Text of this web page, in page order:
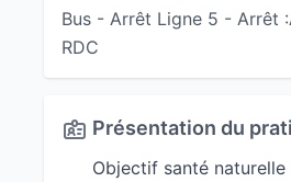
Bus - Arrêt Ligne 5 - Arrêt
RDC
Présentation du
Objectif santé